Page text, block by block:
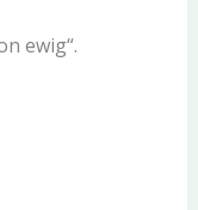
ewig“.